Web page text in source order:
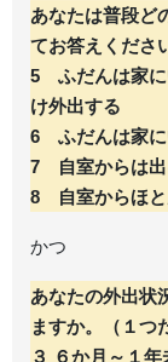
あなたは普段ど
てお答えくださ
5 ふだんは家に
け外出する
6 ふだんは家に
7 自室からは出
8 自室からほと
かつ
あなたの外出状
ますか。（１つ
３ ６か月～１年